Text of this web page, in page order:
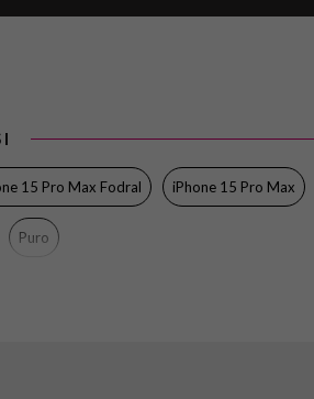
Kortfack, MagSafe-kompatibel
Genomskinlig, Svart
Hårdplast (PC), Mjukplast (TPU)
I
15 Pro Max Fodral iPhone 15 Pro Max
Puro